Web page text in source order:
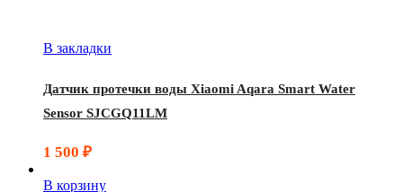
В закладки
Датчик протечки воды Xiaomi Aqara Smart Water
Sensor SJCGQ11LM
1 500 ₽
В корзину